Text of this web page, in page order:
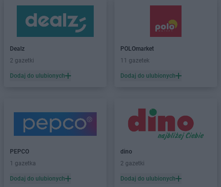
Dealz
2 gazetki
Dodaj do ulubionych
POLOmarket
11 gazetek
Dodaj do ulubionych
PEPCO
1 gazetka
Dodaj do ulubionych
dino
2 gazetki
Dodaj do ulubionych